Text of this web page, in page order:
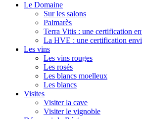
Le Domaine
Sur les salons
Palmarès
Terra Vitis : une certification
La HVE : une certification
Les vins
Les vins rouges
Les rosés
Les blancs moelleux
Les blancs
Visites
Visiter la cave
Visiter le vignoble